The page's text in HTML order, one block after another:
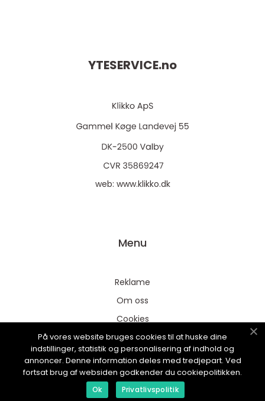
YTESERVICE.no
web: www.klikko.dk
Menu
Reklame
Om oss
Cookies
Kontakt Oss
Sitemap
På vores website bruges cookies til at huske dine
indstillinger, statistik og personalisering af indhold og
annoncer. Denne information deles med tredjepart. Ved
fortsat brug af websiden godkender du cookiepolitikken.
Ok Privatlivspolitik